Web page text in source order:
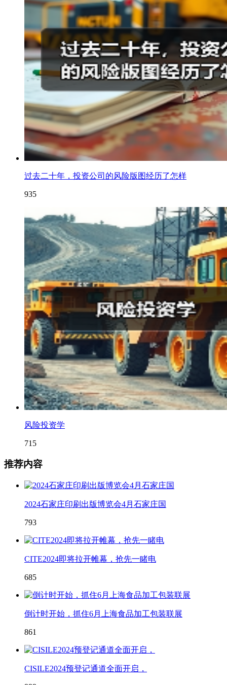
过去二十年，投资公司的风险版图经历了怎样
935
风险投资学
715
推荐内容
2024石家庄印刷出版博览会4月石家庄国
793
CITE2024即将拉开帷幕，抢先一睹电
685
倒计时开始，抓住6月上海食品加工包装联展
861
CISILE2024预登记通道全面开启，